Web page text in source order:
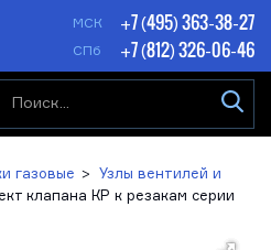
МСК +7 (495) 363-38-27
СПб +7 (812) 326-06-46
газовые
Узлы вентилей и
клапана КР к резакам серии